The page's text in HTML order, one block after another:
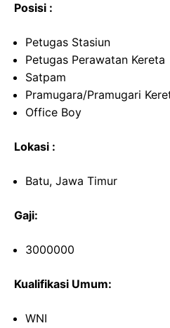
Posisi :
Petugas Stasiun
Petugas Perawatan Kereta
Satpam
Pramugara/Pramugari
Office Boy
Lokasi :
Batu, Jawa Timur
Gaji:
3000000
Kualifikasi Umum:
WNI